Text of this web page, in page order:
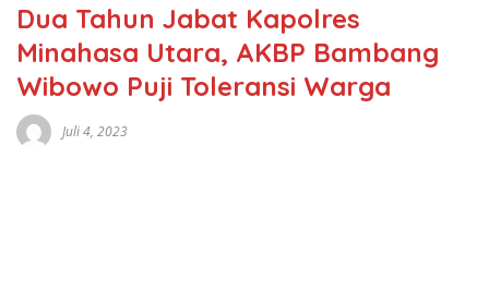
Dua Tahun Jabat Kapolres
Minahasa Utara, AKBP Bambang
Wibowo Puji Toleransi Warga
Juli 4, 2023